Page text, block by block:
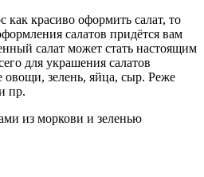
как красиво оформить салат, то
салатов придётся вам
салат может стать настоящим
для украшения салатов
овощи, зелень, яйца, сыр. Реже
пр.
из моркови и зеленью